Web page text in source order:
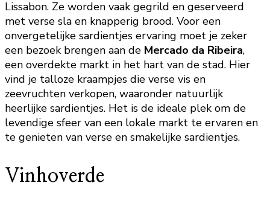
Lissabon. Ze worden vaak gegrild en geserveerd
met verse sla en knapperig brood. Voor een
onvergetelijke sardientjes ervaring moet je zeker
een bezoek brengen aan de Mercado da Ribeira,
een overdekte markt in het hart van de stad. Hier
vind je talloze kraampjes die verse vis en
zeevruchten verkopen, waaronder natuurlijk
heerlijke sardientjes. Het is de ideale plek om de
levendige sfeer van een lokale markt te ervaren en
te genieten van verse en smakelijke sardientjes.
Vinhoverde